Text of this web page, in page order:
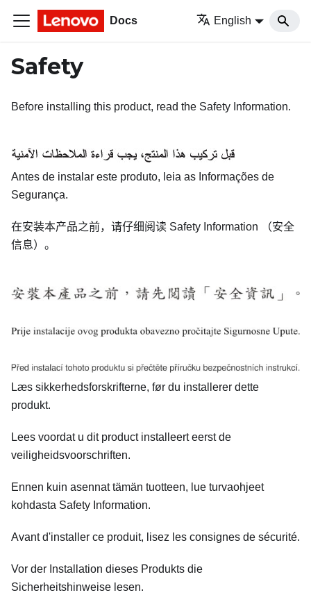
Docs English
Safety
Before installing this product, read the Safety Information.
Antes de instalar este produto, leia as Informações de
Segurança.
在安装本产品之前，请仔细阅读 Safety Information （安全
信息）。
Læs sikkerhedsforskrifterne, før du installerer dette
produkt.
Lees voordat u dit product installeert eerst de
veiligheidsvoorschriften.
Ennen kuin asennat tämän tuotteen, lue turvaohjeet
kohdasta Safety Information.
Avant d'installer ce produit, lisez les consignes de sécurité.
Vor der Installation dieses Produkts die
Sicherheitshinweise lesen.